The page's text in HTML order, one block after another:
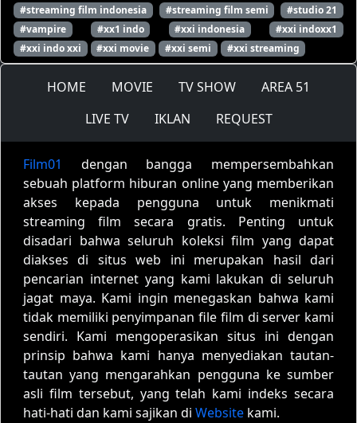
#streaming film indonesia
#streaming film semi
#studio 21
#vampire
#xx1 indo #xxi indonesia
#xxi indoxx1
#xxi indo xxi
#xxi movie #xxi semi #xxi streaming
HOME MOVIE TV SHOW
AREA 51
LIVE TV
IKLAN REQUEST
Film01
dengan bangga mempersembahkan
sebuah platform hiburan online yang memberikan
akses kepada pengguna untuk menikmati
streaming film secara gratis. Penting untuk
disadari bahwa seluruh koleksi film yang dapat
diakses di situs web ini merupakan hasil dari
pencarian internet yang kami lakukan di seluruh
jagat maya. Kami ingin menegaskan bahwa kami
tidak memiliki penyimpanan file film di server kami
sendiri. Kami mengoperasikan situs ini dengan
prinsip bahwa kami hanya menyediakan tautan-
tautan yang mengarahkan pengguna ke sumber
asli film tersebut, yang telah kami indeks secara
hati-hati dan kami sajikan di Website kami.